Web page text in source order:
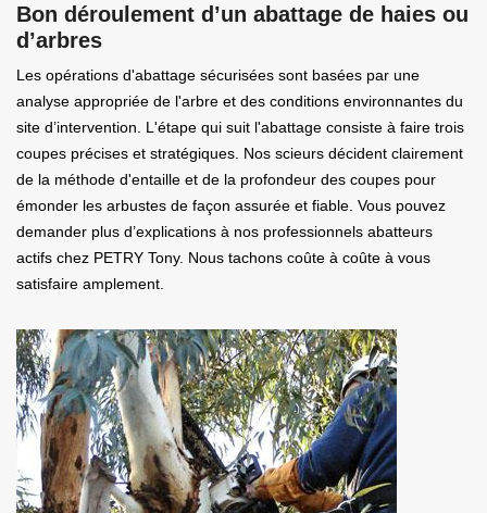
Bon déroulement d’un abattage de haies ou
d’arbres
Les opérations d'abattage sécurisées sont basées par une
analyse appropriée de l'arbre et des conditions environnantes du
site d’intervention. L'étape qui suit l'abattage consiste à faire trois
coupes précises et stratégiques. Nos scieurs décident clairement
de la méthode d'entaille et de la profondeur des coupes pour
émonder les arbustes de façon assurée et fiable. Vous pouvez
demander plus d’explications à nos professionnels abatteurs
actifs chez PETRY Tony. Nous tachons coûte à coûte à vous
satisfaire amplement.